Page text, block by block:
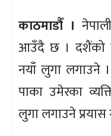
काठमाडौँ ।
आउँदै छ । दशैंको
नयाँ लुगा लगाउने
पाका उमेरका
लुगा लगाउने प्रयास